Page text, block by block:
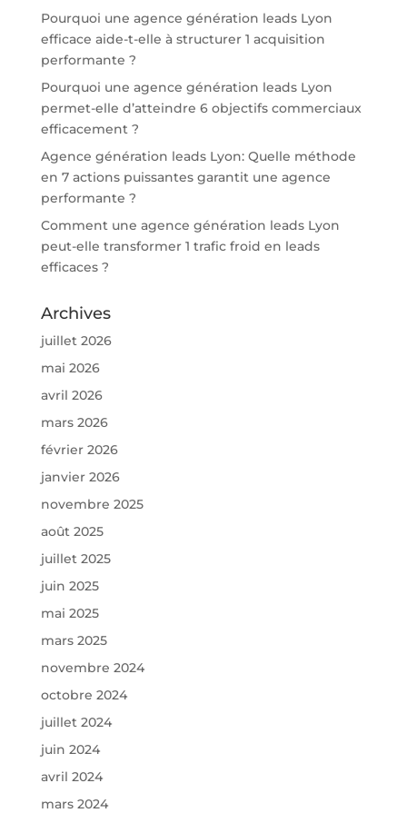
Pourquoi une agence génération leads Lyon
efficace aide-t-elle à structurer 1 acquisition
performante ?
Pourquoi une agence génération leads Lyon
permet-elle d’atteindre 6 objectifs commerciaux
efficacement ?
Agence génération leads Lyon: Quelle méthode
en 7 actions puissantes garantit une agence
performante ?
Comment une agence génération leads Lyon
peut-elle transformer 1 trafic froid en leads
efficaces ?
Archives
juillet 2026
mai 2026
avril 2026
mars 2026
février 2026
janvier 2026
novembre 2025
août 2025
juillet 2025
juin 2025
mai 2025
mars 2025
novembre 2024
octobre 2024
juillet 2024
juin 2024
avril 2024
mars 2024